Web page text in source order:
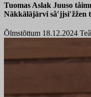
Tuomas Aslak Juuso
Näkkäläjärvi sâʹjjsiʹžžen
Õlmstõttum 18.12.2024